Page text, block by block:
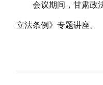
会议期间，甘肃政
立法条例》专题讲座。